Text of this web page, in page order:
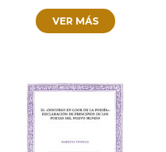
VER MÁS